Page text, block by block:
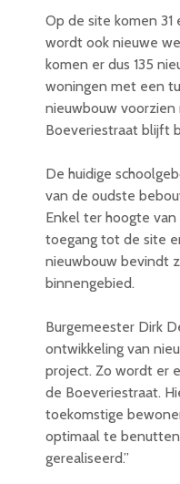
Op de site komen
wordt ook nieuwe
komen er dus 135
woningen met een
nieuwbouw voorzien
Boeveriestraat blijft
De huidige
van de oudste
Enkel ter hoogte
toegang tot de site
nieuwbouw bevindt
binnengebied.
Burgemeester Dirk
ontwikkeling van
project. Zo wordt er
de Boeveriestraat.
toekomstige
optimaal te
gerealiseerd.”